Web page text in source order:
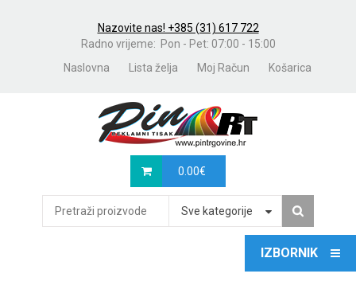
Nazovite nas! +385 (31) 617 722
Radno vrijeme: Pon - Pet: 07:00 - 15:00
Naslovna
Lista želja Moj Račun Košarica
0.00€
Sve kategorije